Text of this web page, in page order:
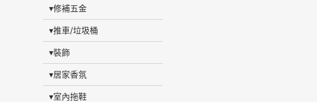
▾修補五金
▾推車/垃圾桶
▾裝飾
▾居家香氛
▾室內拖鞋